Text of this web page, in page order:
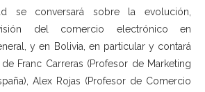
se conversará sobre la evolución,
del comercio electrónico en
y en Bolivia, en particular y contará
Franc Carreras (Profesor de Marketing
Alex Rojas (Profesor de Comercio